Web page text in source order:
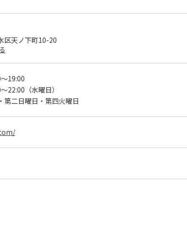
区天ノ下町10-20
19:00
22:00（水曜日）
第二日曜日・第四火曜日